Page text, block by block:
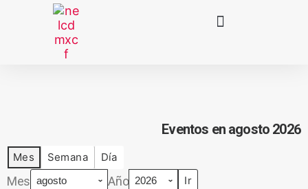
Eventos en agosto 2026
Mes Semana Día
Mes Año